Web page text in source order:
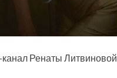
Ренаты Литвиновой